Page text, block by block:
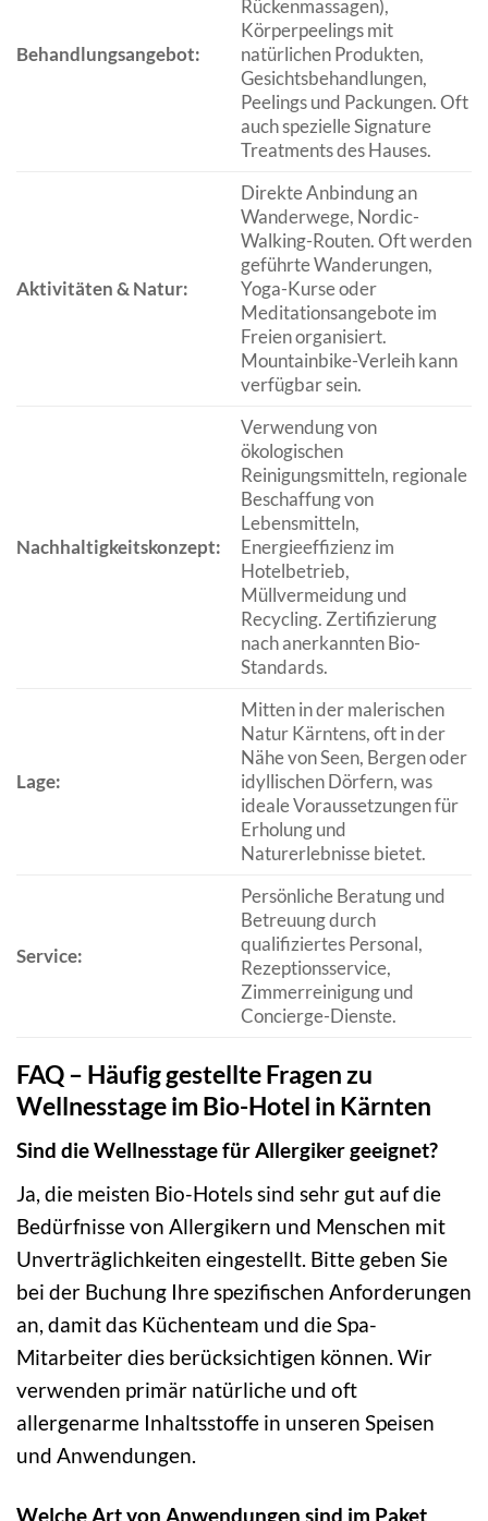
Behandlungsangebot:
Rückenmassagen),
Körperpeelings mit
natürlichen Produkten,
Gesichtsbehandlungen,
Peelings und Packungen. Oft
auch spezielle Signature
Treatments des Hauses.
Aktivitäten & Natur:
Direkte Anbindung an
Wanderwege, Nordic-
Walking-Routen. Oft werden
geführte Wanderungen,
Yoga-Kurse oder
Meditationsangebote im
Freien organisiert.
Mountainbike-Verleih kann
verfügbar sein.
Nachhaltigkeitskonzept:
Verwendung von
ökologischen
Reinigungsmitteln, regionale
Beschaffung von
Lebensmitteln,
Energieeffizienz im
Hotelbetrieb,
Müllvermeidung und
Recycling. Zertifizierung
nach anerkannten Bio-
Standards.
Lage:
Mitten in der malerischen
Natur Kärntens, oft in der
Nähe von Seen, Bergen oder
idyllischen Dörfern, was
ideale Voraussetzungen für
Erholung und
Naturerlebnisse bietet.
Service:
Persönliche Beratung und
Betreuung durch
qualifiziertes Personal,
Rezeptionsservice,
Zimmerreinigung und
Concierge-Dienste.
FAQ – Häufig gestellte Fragen zu
Wellnesstage im Bio-Hotel in Kärnten
Sind die Wellnesstage für Allergiker geeignet?
Ja, die meisten Bio-Hotels sind sehr gut auf die
Bedürfnisse von Allergikern und Menschen mit
Unverträglichkeiten eingestellt. Bitte geben Sie
bei der Buchung Ihre spezifischen Anforderungen
an, damit das Küchenteam und die Spa-
Mitarbeiter dies berücksichtigen können. Wir
verwenden primär natürliche und oft
allergenarme Inhaltsstoffe in unseren Speisen
und Anwendungen.
Welche Art von Anwendungen sind im Paket